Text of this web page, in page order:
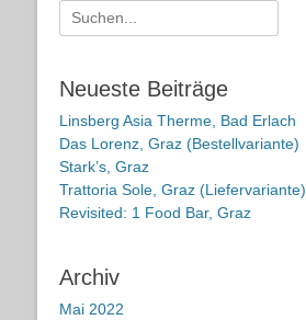
Suche
nach:
Neueste Beiträge
Linsberg Asia Therme, Bad Erlach
Das Lorenz, Graz (Bestellvariante)
Stark’s, Graz
Trattoria Sole, Graz (Liefervariante)
Revisited: 1 Food Bar, Graz
Archiv
Mai 2022